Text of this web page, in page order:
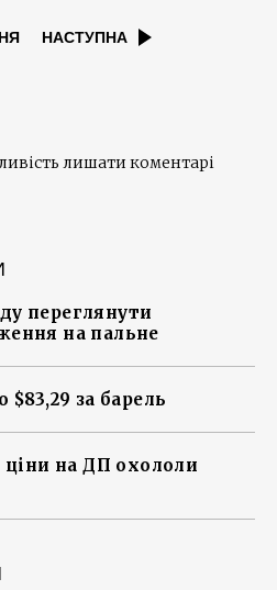
НАСТУПНА
лишати коментарі
переглянути
на пальне
за барель
ціни на ДП охололи